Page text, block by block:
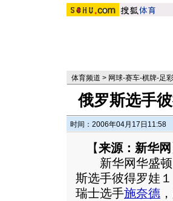
体育频道 > 网球-赛车-棋牌-足
俄罗斯选手
时间：2006年04月17日11:58
【来源：新华网
新华网华盛顿
斯选手彼得罗娃
瑞士选手施奈德